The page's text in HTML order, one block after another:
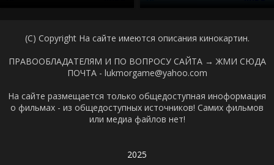
(C) Copyright На сайте имеются описания кинокартин.
ПРАВООБЛАДАТЕЛЯМ И ПО ВОПРОСУ САЙТА → ЖМИ СЮДА
ПОЧТА - lukmorgame@yahoo.com
На сайте размещается только общедоступная иноформация
о фильмах - из общедоступных источников! Самих фильмов
или медиа файлов нет!
2025